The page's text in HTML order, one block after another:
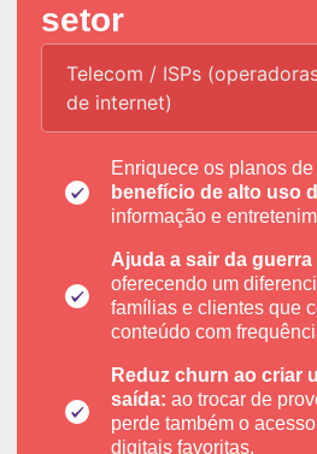
setor
Telecom / ISPs
de internet)
Enriquece os planos
benefício de alto uso
informação e
Ajuda a sair da
oferecendo um
famílias e clientes que
conteúdo com
Reduz churn ao criar
saída: ao trocar de
perde também o
digitais favoritas.